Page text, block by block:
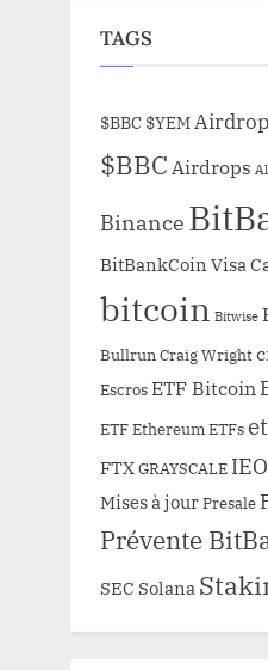
TAGS
$BBC $YEMAirdrop
$BBCAirdrops
Binance
BitBankCoin Visa
bitcoin Bitwise
Bullrun Craig Wright
EscrosETF Bitcoin
ETF Ethereum ETFs
FTXGRAYSCALE IEO
Mises à jourPresale
Prévente
SEC Solana